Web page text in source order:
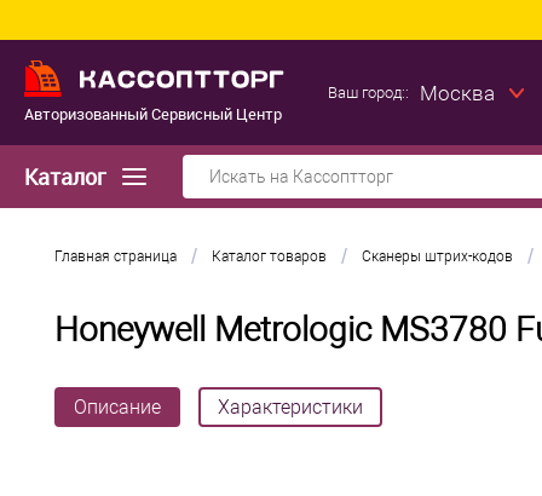
Авторизованный Сервисный Центр
Ваш город:: Москва
Каталог
Главная страница / Каталог товаров / Сканеры штрих-кодов /
Honeywell Metrologic MS3780
Описание Характеристики